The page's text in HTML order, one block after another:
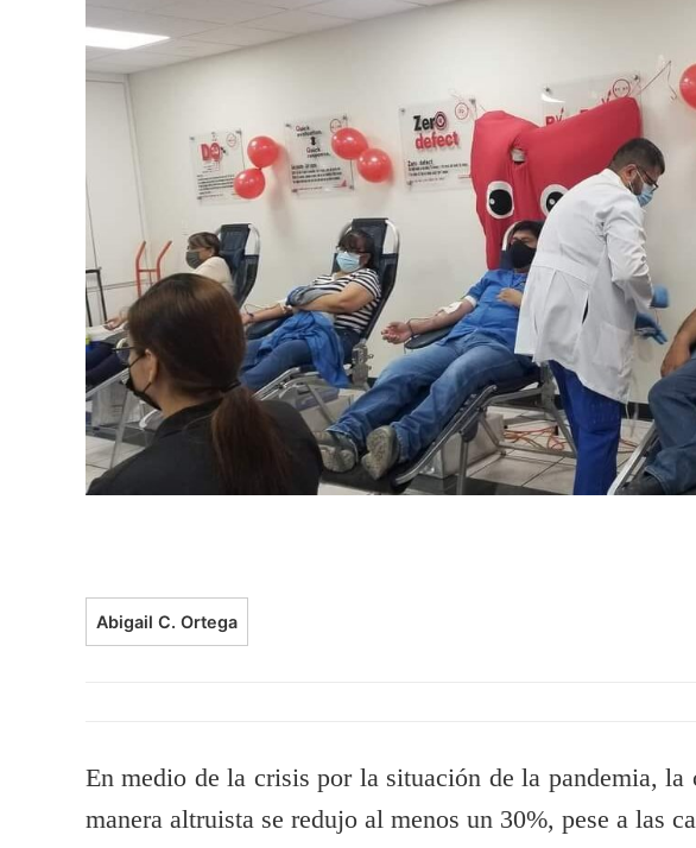
Abigail C. Ortega
En medio de la crisis por la situación de la pandemia, la
manera altruista se redujo al menos un 30%, pese a las